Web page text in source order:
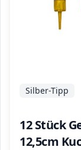
12 Stück
12,5cm
Silber-Tipp